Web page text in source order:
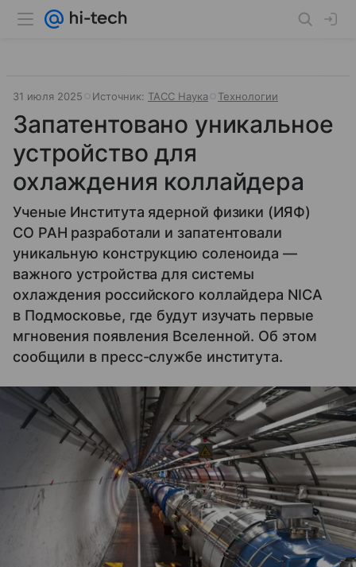
31 июля 2025 Источник: ТАСС Наука Технологии
Запатентовано уникальное
устройство для
охлаждения коллайдера
Ученые Института ядерной физики (ИЯФ)
СО РАН разработали и запатентовали
уникальную конструкцию соленоида —
важного устройства для системы
охлаждения российского коллайдера NICA
в Подмосковье, где будут изучать первые
мгновения появления Вселенной. Об этом
сообщили в пресс-службе института.